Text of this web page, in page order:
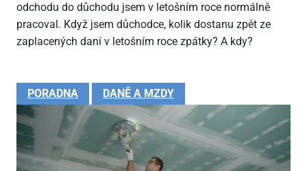
odchodu do důchodu jsem v letošním roce normálně
pracoval. Když jsem důchodce, kolik dostanu zpět ze
zaplacených daní v letošním roce zpátky? A kdy?
PORADNA DANĚ A MZDY